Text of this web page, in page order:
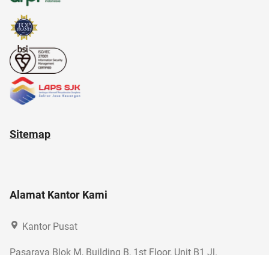
Sitemap
Alamat Kantor Kami
Kantor Pusat
Pasaraya Blok M, Building B, 1st Floor, Unit B1 Jl.